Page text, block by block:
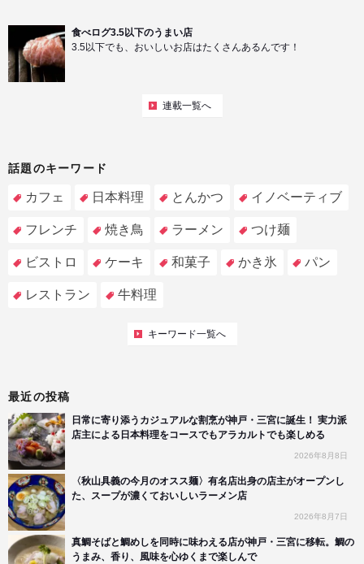
食べログ3.5以下のうまい店
3.5以下でも、おいしいお店はたくさんあるんです！
連載一覧へ
話題のキーワード
カフェ 日本料理 とんかつ イノベーティブ
フレンチ 焼き鳥 ラーメン つけ麺
ビストロ ケーキ 和菓子 かき氷 パン
レストラン 牛料理
キーワード一覧へ
最近の投稿
日常に寄り添うカジュアルな割烹が神戸・三宮に誕生！ 実力派
店主による日本料理をコースでもアラカルトでも楽しめる
2026年8月8日
〈秋山具義の今月のオスス麺〉有名店出身の店主がオープンし
た、スープが濃くておいしいラーメン店
2026年8月7日
真鯛そばと鯛めしを同時に味わえる店が神戸・三宮に移転。鯛の
うまみ、香り、風味を心ゆくまで楽しんで